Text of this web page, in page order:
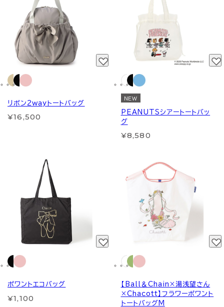
リボン2wayトートバッグ
¥16,500
NEW
PEANUTSシアートートバッ
グ
¥8,580
ポワントエコバッグ
¥1,100
【Ball＆Chain×湯浅望さん
×Chacott】フラワーポワント
トートバッグM